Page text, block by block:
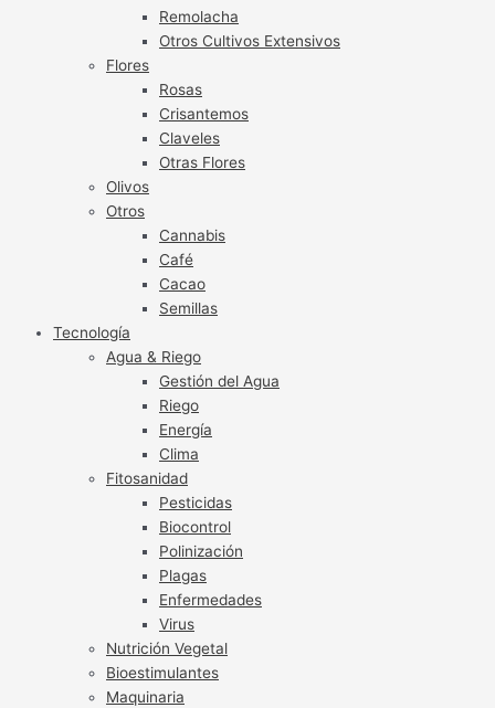
Remolacha
Otros Cultivos Extensivos
Flores
Rosas
Crisantemos
Claveles
Otras Flores
Olivos
Otros
Cannabis
Café
Cacao
Semillas
Tecnología
Agua & Riego
Gestión del Agua
Riego
Energía
Clima
Fitosanidad
Pesticidas
Biocontrol
Polinización
Plagas
Enfermedades
Virus
Nutrición Vegetal
Bioestimulantes
Maquinaria